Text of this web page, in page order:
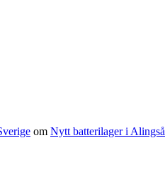
om Nytt batterilager i